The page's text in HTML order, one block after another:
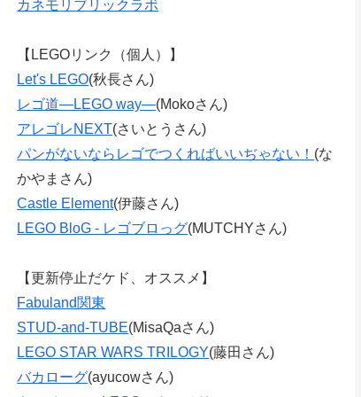
カネモリブリックラボ
【LEGOリンク（個人）】
Let's LEGO(秋長さん)
レゴ道―LEGO way―(Mokoさん)
アレゴレNEXT(さいとうさん)
パンがないならレゴでつくればいいぢゃない！ (な
かやまさん)
Castle Element(伊藤さん)
LEGO BloG - レゴブロっグ(MUTCHYさん)
【更新停止だケド、オススメ】
Fabuland関東
STUD-and-TUBE(MisaQaさん)
LEGO STAR WARS TRILOGY(藤田さん)
バカローグ(ayucowさん)